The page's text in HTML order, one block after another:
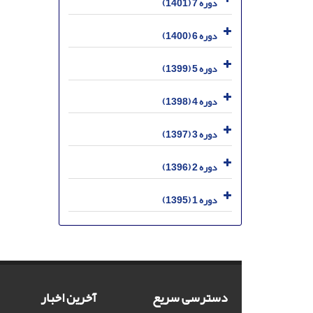
دوره 6 (1400)
دوره 5 (1399)
دوره 4 (1398)
دوره 3 (1397)
دوره 2 (1396)
دوره 1 (1395)
دسترسی سریع آخرین اخبار